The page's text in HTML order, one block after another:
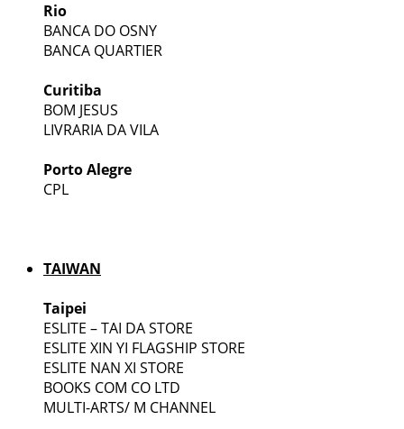
Rio
BANCA DO OSNY
BANCA QUARTIER
Curitiba
BOM JESUS
LIVRARIA DA VILA
Porto Alegre
CPL
TAIWAN
Taipei
ESLITE – TAI DA STORE
ESLITE XIN YI FLAGSHIP STORE
ESLITE NAN XI STORE
BOOKS COM CO LTD
MULTI-ARTS/ M CHANNEL